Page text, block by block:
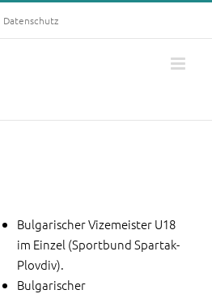
Datenschutz
Bulgarischer Vizemeister U18
im Einzel (Sportbund Spartak-
Plovdiv).
Bulgarischer